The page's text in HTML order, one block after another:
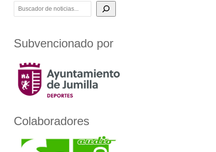
BUSCADOR DE NOTICIAS
Subvencionado por
Colaboradores